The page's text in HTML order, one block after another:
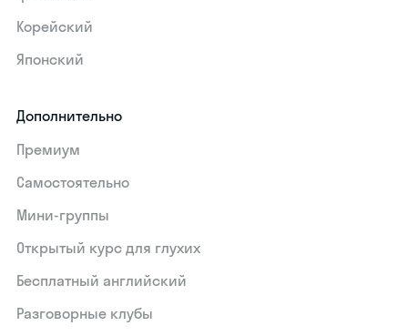
Корейский
Японский
Дополнительно
Премиум
Самостоятельно
Мини-группы
Открытый курс для глухих
Бесплатный английский
Разговорные клубы